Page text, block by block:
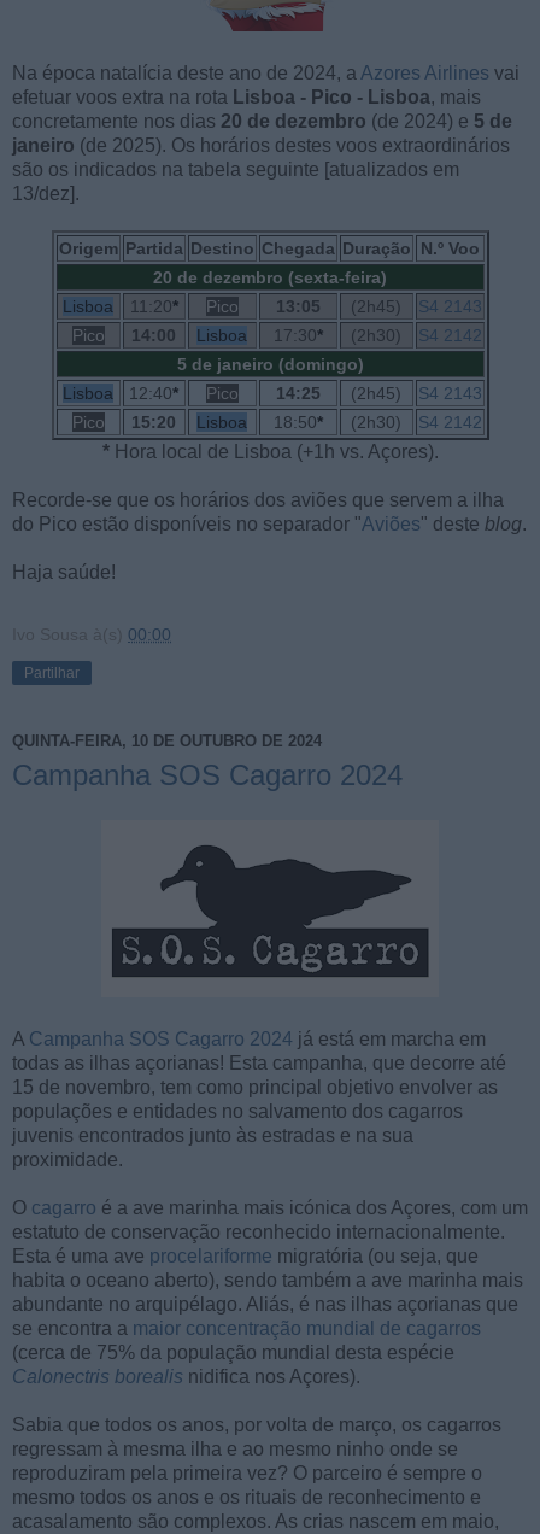
Na época natalícia deste ano de 2024, a Azores Airlines vai
efetuar voos extra na rota Lisboa - Pico - Lisboa, mais
concretamente nos dias 20 de dezembro (de 2024) e 5 de
janeiro (de 2025). Os horários destes voos extraordinários
são os indicados na tabela seguinte [atualizados em
13/dez].
Origem Partida Destino Chegada Duração
N.º Voo
20 de dezembro (sexta-feira)
Lisboa
11:20* Pico 13:05 (2h45)
S4 2143
Pico
14:00 Lisboa 17:30* (2h30)
S4 2142
5 de janeiro (domingo)
Lisboa
12:40* Pico 14:25 (2h45)
S4 2143
Pico
15:20 Lisboa 18:50* (2h30) S4 2142
*Hora local de Lisboa (+1h vs. Açores).
Recorde-se que os horários dos aviões que servem a ilha
do Pico estão disponíveis no separador "Aviões" deste blog.
Haja saúde!
Ivo Sousa à(s) 00:00
Partilhar
QUINTA-FEIRA, 10 DE OUTUBRO DE 2024
Campanha SOS Cagarro 2024
A Campanha SOS Cagarro 2024 já está em marcha em
todas as ilhas açorianas! Esta campanha, que decorre até
15 de novembro, tem como principal objetivo envolver as
populações e entidades no salvamento dos cagarros
juvenis encontrados junto às estradas e na sua
proximidade.
O cagarro é a ave marinha mais icónica dos Açores, com um
estatuto de conservação reconhecido internacionalmente.
Esta é uma ave procelariforme migratória (ou seja, que
habita o oceano aberto), sendo também a ave marinha mais
abundante no arquipélago. Aliás, é nas ilhas açorianas que
se encontra a maior concentração mundial de cagarros
(cerca de 75% da população mundial desta espécie
Calonectris borealis nidifica nos Açores).
Sabia que todos os anos, por volta de março, os cagarros
regressam à mesma ilha e ao mesmo ninho onde se
reproduziram pela primeira vez? O parceiro é sempre o
mesmo todos os anos e os rituais de reconhecimento e
acasalamento são complexos. As crias nascem em maio,